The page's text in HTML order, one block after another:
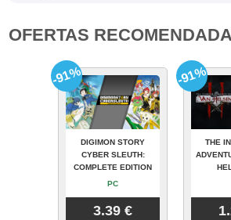
OFERTAS
DIGIMON STORY
CYBER SLEUTH:
COMPLETE EDITION
PC
3.39 €
-91%
THE
-91%